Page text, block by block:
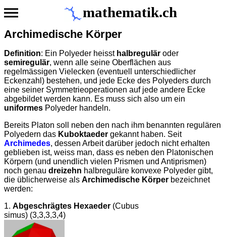
mathematik.ch
Archimedische Körper
Definition: Ein Polyeder heisst halbregulär oder
semiregulär, wenn alle seine Oberflächen aus
regelmässigen Vielecken (eventuell unterschiedlicher
Eckenzahl) bestehen, und jede Ecke des Polyeders durch
eine seiner Symmetrieoperationen auf jede andere Ecke
abgebildet werden kann. Es muss sich also um ein
uniformes Polyeder handeln.
Bereits Platon soll neben den nach ihm benannten regulären
Polyedern das Kuboktaeder gekannt haben. Seit
Archimedes, dessen Arbeit darüber jedoch nicht erhalten
geblieben ist, weiss man, dass es neben den Platonischen
Körpern (und unendlich vielen Prismen und Antiprismen)
noch genau dreizehn halbreguläre konvexe Polyeder gibt,
die üblicherweise als Archimedische Körper bezeichnet
werden:
1. Abgeschrägtes Hexaeder (Cubus
simus) (3,3,3,3,4)